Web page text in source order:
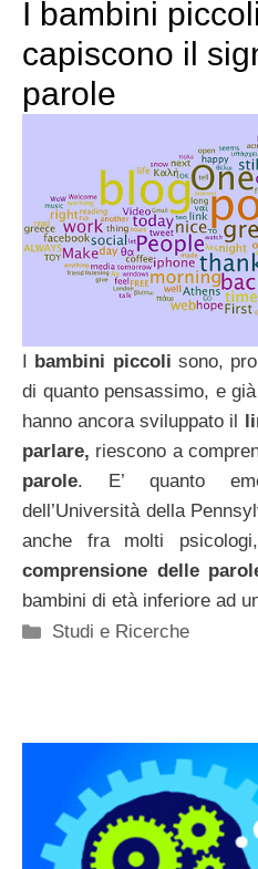
I bambini
capiscono il
parole
bambini piccoli sono,
di quanto pensassimo, e
hanno ancora sviluppato il
parlare, riescono a
parole. E’ quanto
dell’Università della
anche fra molti
comprensione delle
bambini di età inferiore ad
Categorie
Studi e Ricerche